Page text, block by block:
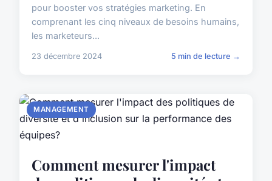
pour booster vos stratégies marketing. En
comprenant les cinq niveaux de besoins humains,
les marketeurs...
23 décembre 2024 5 min de lecture →
MANAGEMENT
Comment mesurer l'impact